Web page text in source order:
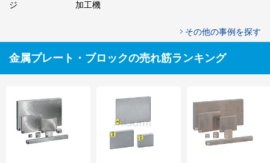
ジ
加工機
その他の事例を探す
金属プレート・ブロックの売れ筋ランキング